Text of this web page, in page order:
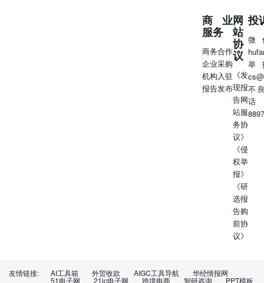
亿元）。本 周（12月25日-12月31日），央行逆回购将到期
6720亿元，其中7天逆回购到期6720亿元，14天逆 回购到期
0亿元。截至本周一（12月25日）央行7天逆回购净投放1970
亿元，央行14天逆回购净投 放900亿元，OMO存量为18690
亿元。 银行间交易量：上周，银行间市场质押回购平均日
均成交7.48万亿，较前一周（12月11日-12月15日，7.33万
亿）升高0.15万亿。隔夜回购占比为88.6%，较前一周
（89.1%）降低0.5pct。 债券发行：上周，政府债净融资
4296.4亿元，本周计划发行0亿元，净融资额预计为-489.1亿
元；上 周同业存单净融资884.5亿元，本周计划发行1658.0
亿元，净融资额预计为-3817.0亿元；上周政策银 行债净融
资100.0亿元，本周计划发行0亿元，净融资额预计为0亿
元；上周商业银行次级债券净融资 2.5亿元，本周计划发行
1.5亿元，净融资额预计为-12.5亿元；上周企业债券净融资
64.4亿元（其中城投债融资贡献约-151%），本周计划发行
695.0亿元，净融资额预计为-3346.2亿元。 上周五（12月22
日）人民币CFETS一篮子汇率指数较前一周（12月15日）
上行0.81至98.83，同期美元指数下行0.89至101.70。12月22
日，美元兑人民币在岸汇率较12月15日的7.10上行约406基
志（S0980513100001）联系人：田地 固定收益周报:超长
商业
服务
商务合作
企业采购
机构入驻
报告发布
网
站
协
议
《发
现报
告网
站服
务协
议》
《侵
权举
报》
《研
选报
告购
前协
议》
投
微
举
不
友情链接: AI工具箱 外贸收款 AIGC工具导航 华经情报网
51电子网 21ic电子网 跨境电商 智研咨询 PPT模板